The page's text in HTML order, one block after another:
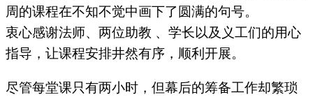
周的课程在不知不觉中画下了圆满的句号。
衷心感谢法师、两位助教 、学长以及义工们的用心
指导，让课程安排井然有序，顺利开展。
尽管每堂课只有两小时，但幕后的筹备工作却繁琐